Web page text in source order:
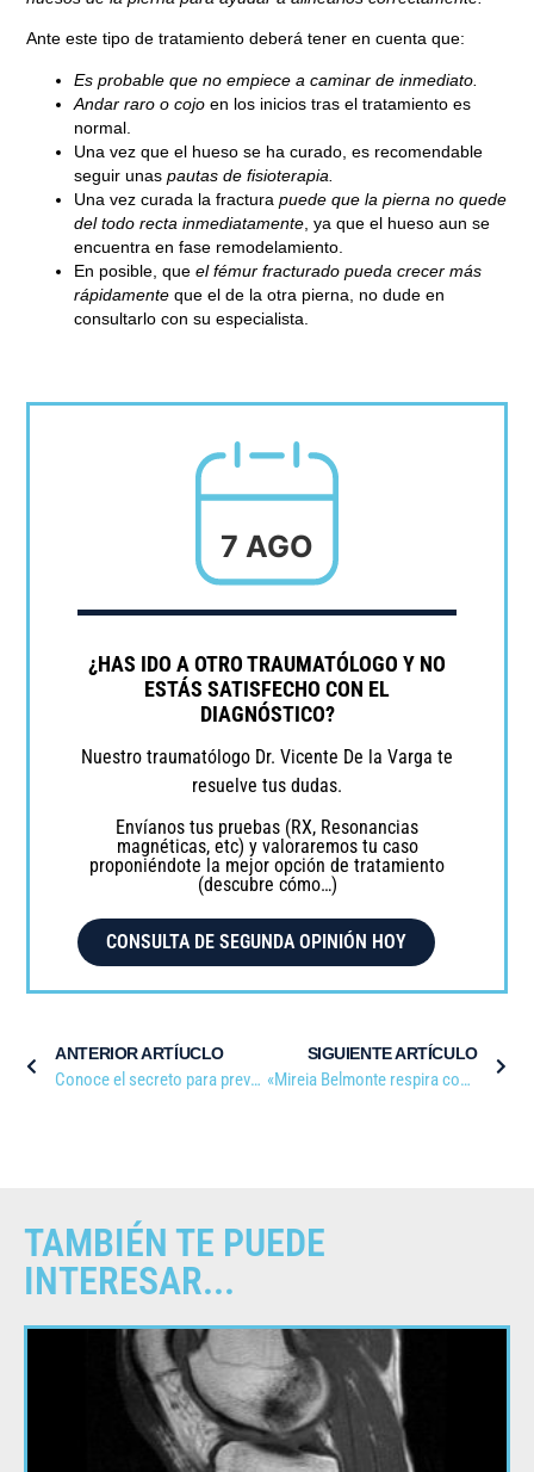
Ante este tipo de tratamiento deberá tener en cuenta que:
Es probable que no empiece a caminar de inmediato.
Andar raro o cojo en los inicios tras el tratamiento es
normal.
Una vez que el hueso se ha curado, es recomendable
seguir unaspautas de fisioterapia.
Una vez curada la fracturapuede que la pierna no quede
del todo recta inmediatamente , ya que el hueso aun se
encuentra en fase remodelamiento.
En posible, queel fémur fracturado pueda crecer más
rápidamente que el de la otra pierna, no dude en
consultarlo con su especialista.
7 AGO
¿HAS IDO A OTRO TRAUMATÓLOGO Y NO
ESTÁS SATISFECHO CON EL
DIAGNÓSTICO?
Nuestro traumatólogo Dr. Vicente De la Varga te
resuelve tus dudas.
Envíanos tus pruebas (RX, Resonancias
magnéticas, etc) y valoraremos tu caso
proponiéndote la mejor opción de tratamiento
(descubre cómo…)
CONSULTA DE SEGUNDA OPINIÓN HOY
ANTERIOR ARTÍUCLO
Conoce el secreto para prevenir el tirón muscular
SIGUIENTE ARTÍCULO
«Mireia Belmonte respira conectada al tubo de escape del Hyundai NEXO» en Control Publicidad
TAMBIÉN TE PUEDE
INTERESAR...